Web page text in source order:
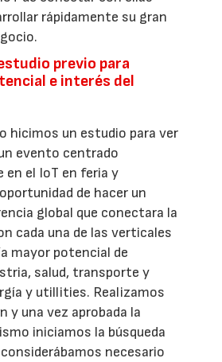
rápidamente su gran
previo para
e interés del
hicimos un estudio para ver
evento centrado
en el IoT en feria y
de hacer un
global que conectara la
cada una de las verticales
mayor potencial de
salud, transporte y
y utillities. Realizamos
y una vez aprobada la
iniciamos la búsqueda
necesario